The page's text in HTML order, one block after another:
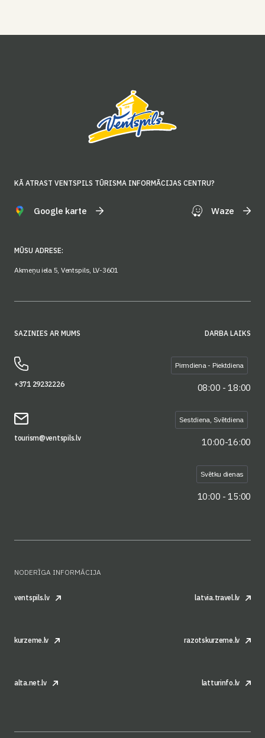
KĀ ATRAST VENTSPILS TŪRISMA INFORMĀCIJAS CENTRU?
Google karte Waze
MŪSU ADRESE:
Akmeņu iela 5, Ventspils, LV-3601
SAZINIES AR MUMS
+371 29232226
tourism@ventspils.lv
DARBA LAIKS
Pirmdiena - Piektdiena
08:00 - 18:00
Sestdiena, Svētdiena
10:00-16:00
Svētku dienas
10:00 - 15:00
NODERĪGA INFORMĀCIJA
ventspils.lv latvia.travel.lv
kurzeme.lv razotskurzeme.lv
alta.net.lv latturinfo.lv